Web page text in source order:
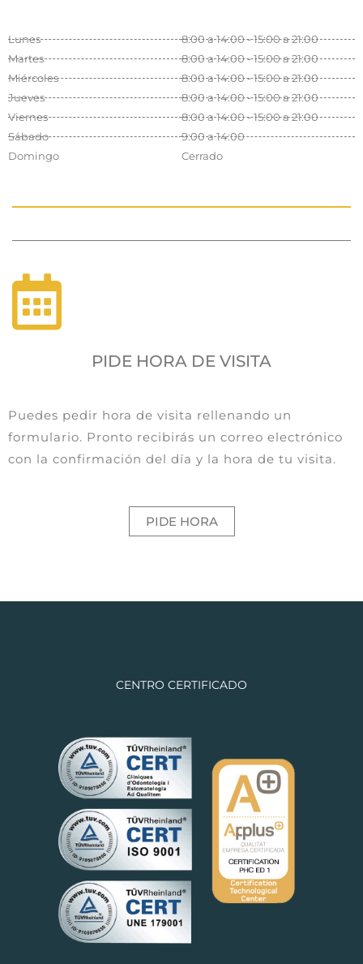
Lunes
Martes
Miércoles
Jueves
Viernes
Sábado
Domingo
8:00 a 14:00 - 15:00 a 21:00
8:00 a 14:00 - 15:00 a 21:00
8:00 a 14:00 - 15:00 a 21:00
8:00 a 14:00 - 15:00 a 21:00
8:00 a 14:00 - 15:00 a 21:00
9:00 a 14:00
Cerrado
PIDE HORA DE VISITA
Puedes pedir hora de visita rellenando un
formulario. Pronto recibirás un correo electrónico
con la confirmación del día y la hora de tu visita.
PIDE HORA
CENTRO CERTIFICADO